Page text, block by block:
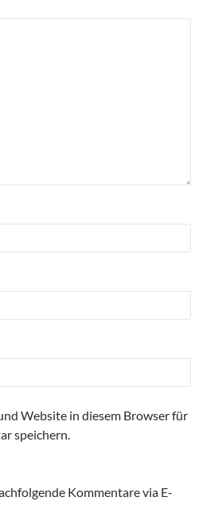
Website in diesem Browser für
speichern.
Kommentare via E-